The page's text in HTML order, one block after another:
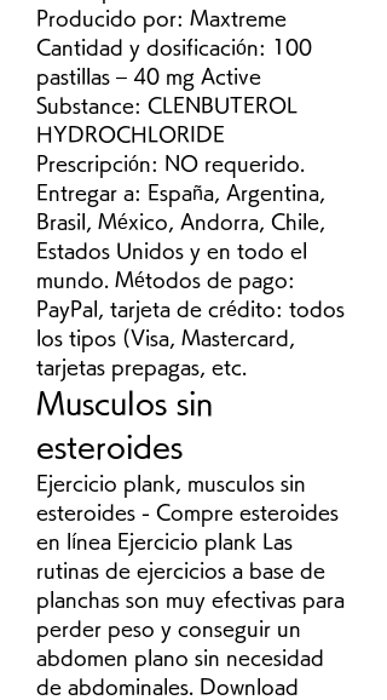
Producido por: Maxtreme
Cantidad y dosificación: 100
pastillas – 40 mg Active
Substance: CLENBUTEROL
HYDROCHLORIDE
Prescripción: NO requerido.
Entregar a: España, Argentina,
Brasil, México, Andorra, Chile,
Estados Unidos y en todo el
mundo. Métodos de pago:
PayPal, tarjeta de crédito: todos
los tipos (Visa, Mastercard,
tarjetas prepagas, etc.
Musculos sin
esteroides
Ejercicio plank, musculos sin
esteroides - Compre esteroides
en línea Ejercicio plank Las
rutinas de ejercicios a base de
planchas son muy efectivas para
perder peso y conseguir un
abdomen plano sin necesidad
de abdominales. Download